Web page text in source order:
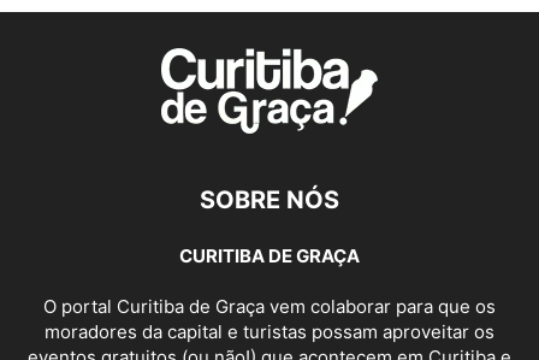
SOBRE NÓS
CURITIBA DE GRAÇA
O portal Curitiba de Graça vem colaborar para que os
moradores da capital e turistas possam aproveitar os